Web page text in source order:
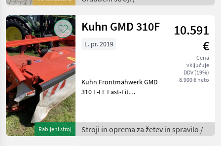
Rabljeni stroj
Kuhn GMD 310F
10.591
€
Cena
vključuje
DDV (19%)
8.900 € neto
L. pr. 2019
Kuhn Frontmähwerk GMD
310 F-FF Fast-Fit
Transportbreite 3, 0m
Gezogene Bauweise, 4-
Stroji in oprema za žetev in spravilo /